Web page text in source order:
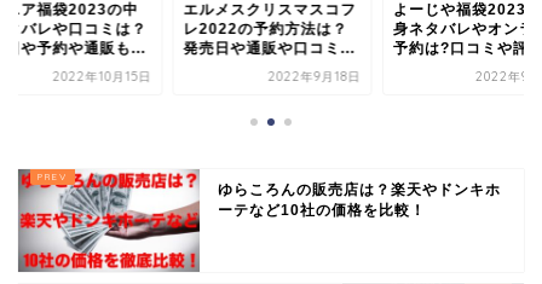
ニア福袋2023の中
タバレや口コミは？
日や予約や通販も...
2022年10月15日
エルメスクリスマスコフ
レ2022の予約方法は？
発売日や通販や口コミ...
2022年9月18日
よーじや福袋2023
身ネタバレやオンラ
予約は?口コミや評
2022年9
ゆらころんの販売店は？楽天やドンキホ
ーテなど10社の価格を比較！